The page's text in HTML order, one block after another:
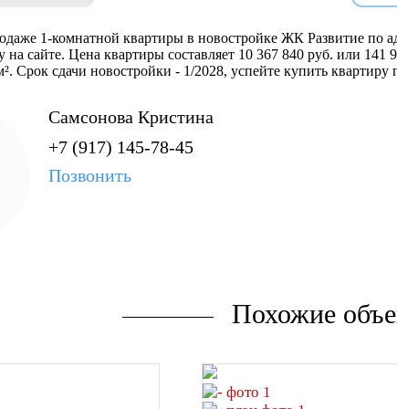
сада.
1-комнатной квартиры в новостройке ЖК Развитие по
на сайте. Цена квартиры составляет 10 367 840 руб. или
Срок сдачи новостройки - 1/2028, успейте купить квартиру
Самсонова Кристина
+7 (917) 145-78-45
Позвонить
Похожие